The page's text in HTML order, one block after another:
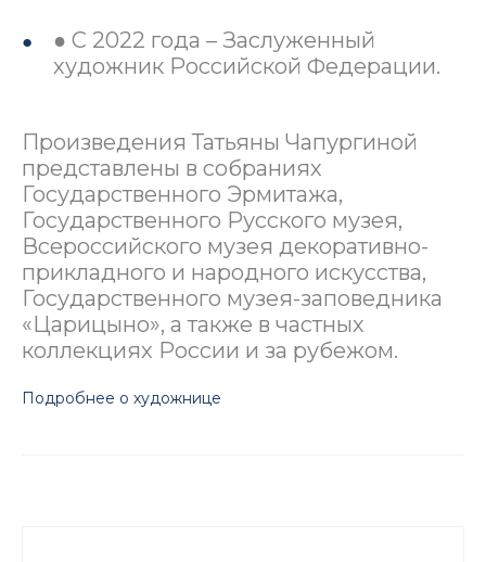
● С 2022 года – Заслуженный
художник Российской Федерации.
Произведения Татьяны Чапургиной
представлены в собраниях
Государственного Эрмитажа,
Государственного Русского музея,
Всероссийского музея декоративно-
прикладного и народного искусства,
Государственного музея-заповедника
«Царицыно», а также в частных
коллекциях России и за рубежом.
Подробнее о художнице